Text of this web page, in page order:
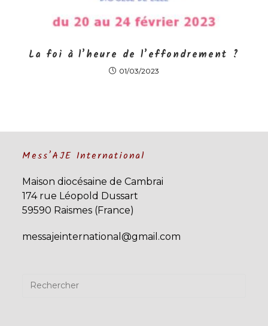
La foi à l’heure de l’effondrement ?
01/03/2023
Mess’AJE International
Maison diocésaine de Cambrai
174 rue Léopold Dussart
59590 Raismes (France)
messajeinternational@gmail.com